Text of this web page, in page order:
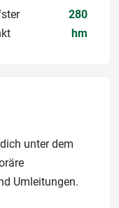
280
hm
unter dem
Umleitungen.